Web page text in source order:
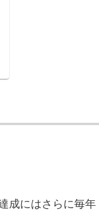
成にはさらに毎年